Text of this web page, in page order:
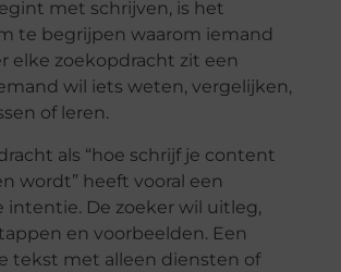
met schrijven, is het
te begrijpen waarom iemand
elke zoekopdracht zit een
wil iets weten, vergelijken,
of leren.
als “hoe schrijf je content
wordt” heeft vooral een
intentie. De zoeker wil uitleg,
en voorbeelden. Een
tekst met alleen diensten of